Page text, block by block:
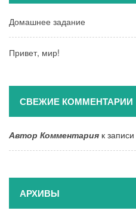
Домашнее задание
Привет, мир!
СВЕЖИЕ КОММЕНТАРИИ
Автор Комментария к записи
АРХИВЫ